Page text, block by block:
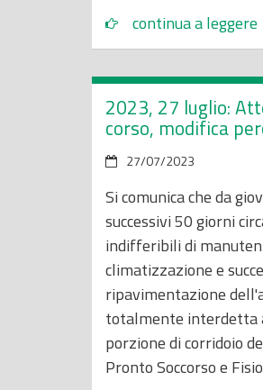
continua a leggere
2023, 27 luglio:
corso, modifica
27/07/2023
Si comunica che da
successivi 50 giorni
indifferibili di
climatizzazione e
ripavimentazione
totalmente interdetta
porzione di corridoio
Pronto Soccorso e